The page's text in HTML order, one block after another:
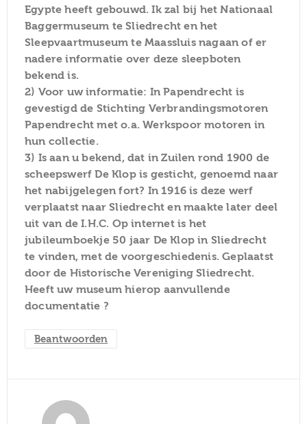
Egypte heeft gebouwd. Ik zal bij het Nationaal
Baggermuseum te Sliedrecht en het
Sleepvaartmuseum te Maassluis nagaan of er
nadere informatie over deze sleepboten
bekend is.
2) Voor uw informatie: In Papendrecht is
gevestigd de Stichting Verbrandingsmotoren
Papendrecht met o.a. Werkspoor motoren in
hun collectie.
3) Is aan u bekend, dat in Zuilen rond 1900 de
scheepswerf De Klop is gesticht, genoemd naar
het nabijgelegen fort? In 1916 is deze werf
verplaatst naar Sliedrecht en maakte later deel
uit van de I.H.C. Op internet is het
jubileumboekje 50 jaar De Klop in Sliedrecht
te vinden, met de voorgeschiedenis. Geplaatst
door de Historische Vereniging Sliedrecht.
Heeft uw museum hierop aanvullende
documentatie ?
Beantwoorden